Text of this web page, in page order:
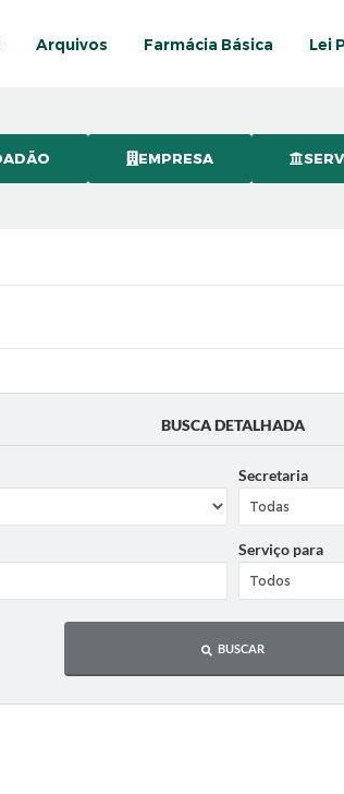
Arquivos Farmácia Básica Lei
EMPRESA
BUSCA DETALHADA
Secretaria
Serviço para
BUSCAR